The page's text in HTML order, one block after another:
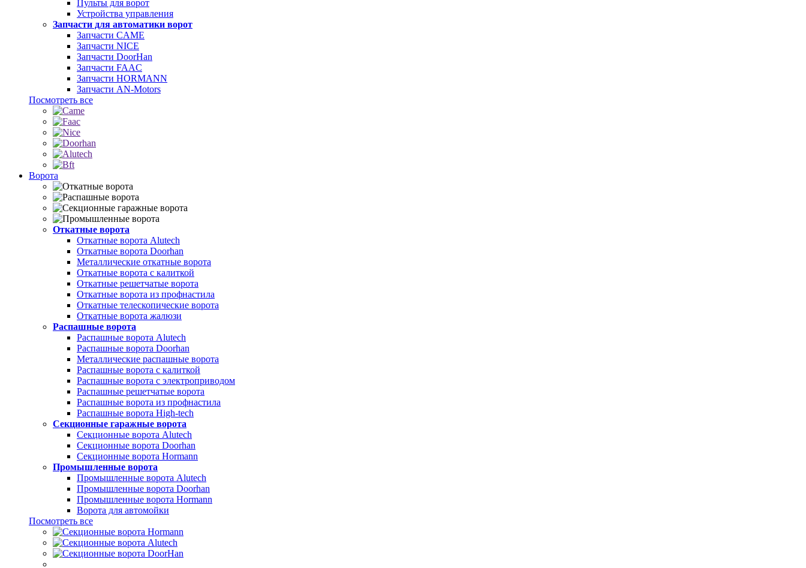
Пульты для ворот
Устройства управления
Запчасти для автоматики ворот
Запчасти CAME
Запчасти NICE
Запчасти DoorHan
Запчасти FAAC
Запчасти HORMANN
Запчасти AN-Motors
Посмотреть все
Ворота
Откатные ворота
Откатные ворота Alutech
Откатные ворота Doorhan
Металлические откатные ворота
Откатные ворота с калиткой
Откатные решетчатые ворота
Откатные ворота из профнастила
Откатные телескопические ворота
Откатные ворота жалюзи
Распашные ворота
Распашные ворота Alutech
Распашные ворота Doorhan
Металлические распашные ворота
Распашные ворота с калиткой
Распашные ворота с электроприводом
Распашные решетчатые ворота
Распашные ворота из профнастила
Распашные ворота High-tech
Секционные гаражные ворота
Секционные ворота Alutech
Секционные ворота Doorhan
Секционные ворота Hormann
Промышленные ворота
Промышленные ворота Alutech
Промышленные ворота Doorhan
Промышленные ворота Hormann
Ворота для автомойки
Посмотреть все